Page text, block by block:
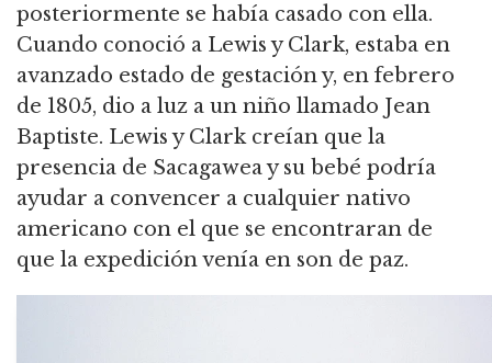
posteriormente se había casado con ella.
Cuando conoció a Lewis y Clark, estaba en
avanzado estado de gestación y, en febrero
de 1805, dio a luz a un niño llamado Jean
Baptiste. Lewis y Clark creían que la
presencia de Sacagawea y su bebé podría
ayudar a convencer a cualquier nativo
americano con el que se encontraran de
que la expedición venía en son de paz.